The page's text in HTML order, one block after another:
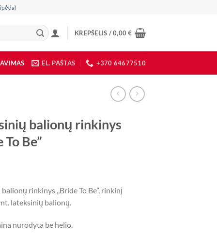
KREPŠELIS /0,00€
EL. PAŠTAS +370 64677510
balionų rinkinys
To Be”
rinkinys ,,Bride To Be”, rinkinį
lateksinių balionų.
nurodyta be helio.